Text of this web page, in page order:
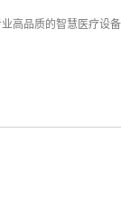
高品质的智慧医疗设